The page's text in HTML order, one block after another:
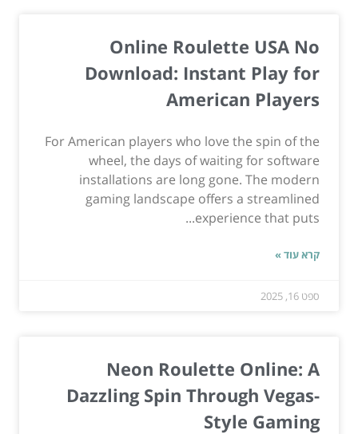
Online Roulette USA No
Download: Instant Play for
American Players
For American players who love the spin of the
wheel, the days of waiting for software
installations are long gone. The modern
gaming landscape offers a streamlined
experience that puts...
קרא עוד »
ספט 16, 2025
Neon Roulette Online: A
Dazzling Spin Through Vegas-
Style Gaming